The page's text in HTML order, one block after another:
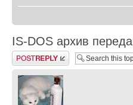
IS-DOS архив
Post a reply